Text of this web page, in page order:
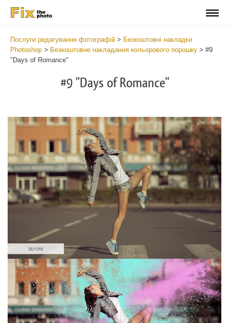
Послуги редагування фотографій > Безкоштовні накладки
Photoshop > Безкоштовне накладання кольорового порошку > #9
"Days of Romance"
#9 "Days of Romance"
Please select